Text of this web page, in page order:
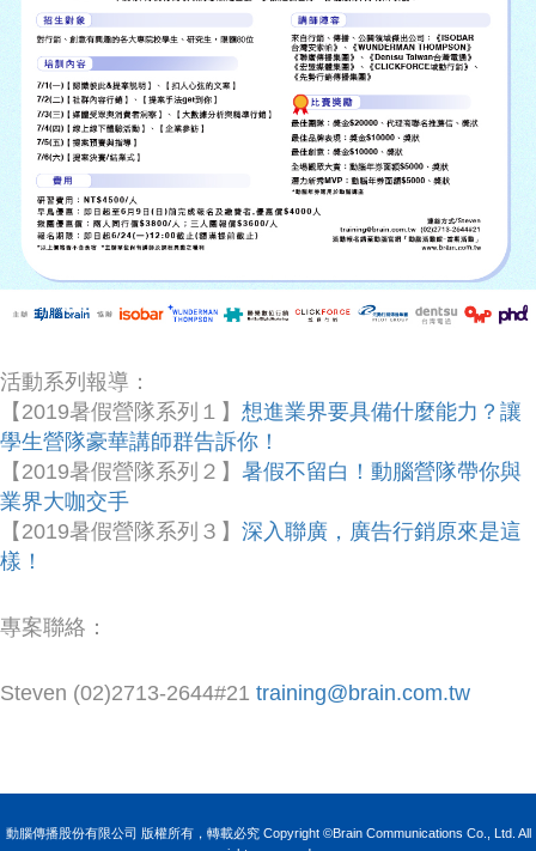
活動系列報導：
【2019暑假營隊系列１】 想進業界要具備什麼能力？讓
學生營隊豪華講師群告訴你！
【2019暑假營隊系列２】 暑假不留白！動腦營隊帶你與
業界大咖交手
【2019暑假營隊系列３】 深入聯廣，廣告行銷原來是這
樣！
專案聯絡：
Steven (02)2713-2644#21 training@brain.com.tw
動腦傳播股份有限公司 版權所有，轉載必究 Copyright ©Brain Communications Co., Ltd. All